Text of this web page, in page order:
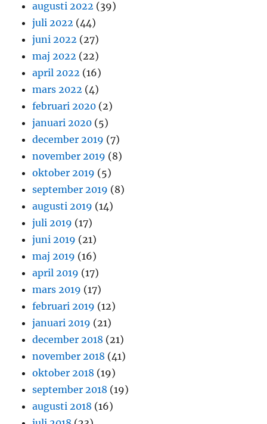
augusti 2022 (39)
juli 2022 (44)
juni 2022 (27)
maj 2022 (22)
april 2022 (16)
mars 2022 (4)
februari 2020 (2)
januari 2020 (5)
december 2019 (7)
november 2019 (8)
oktober 2019 (5)
september 2019 (8)
augusti 2019 (14)
juli 2019 (17)
juni 2019 (21)
maj 2019 (16)
april 2019 (17)
mars 2019 (17)
februari 2019 (12)
januari 2019 (21)
december 2018 (21)
november 2018 (41)
oktober 2018 (19)
september 2018 (19)
augusti 2018 (16)